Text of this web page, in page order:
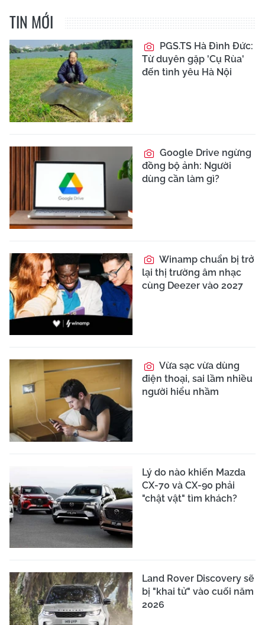
TIN MỚI
PGS.TS Hà Đình Đức:
Từ duyên gặp 'Cụ Rùa'
đến tình yêu Hà Nội
Google Drive ngừng
đồng bộ ảnh: Người
dùng cần làm gì?
Winamp chuẩn bị trở
lại thị trường âm nhạc
cùng Deezer vào 2027
Vừa sạc vừa dùng
điện thoại, sai lầm nhiều
người hiểu nhầm
Lý do nào khiến Mazda
CX-70 và CX-90 phải
"chật vật" tìm khách?
Land Rover Discovery sẽ
bị "khai tử" vào cuối năm
2026